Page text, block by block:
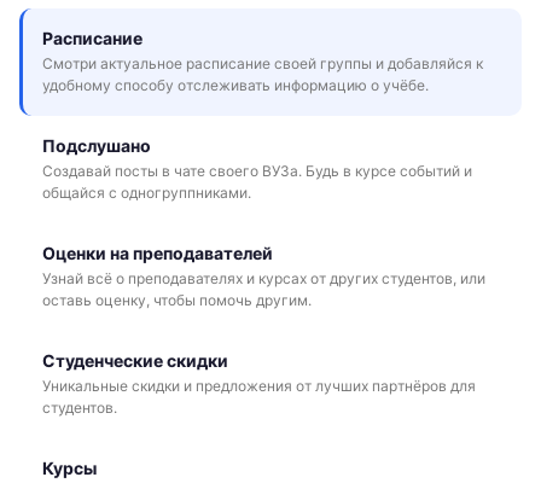
Расписание
Смотри актуальное расписание своей группы и добавляйся к
удобному способу отслеживать информацию о учёбе.
Подслушано
Создавай посты в чате своего ВУЗа. Будь в курсе событий и
общайся с одногруппниками.
Оценки на преподавателей
Узнай всё о преподавателях и курсах от других студентов, или
оставь оценку, чтобы помочь другим.
Студенческие скидки
Уникальные скидки и предложения от лучших партнёров для
студентов.
Курсы